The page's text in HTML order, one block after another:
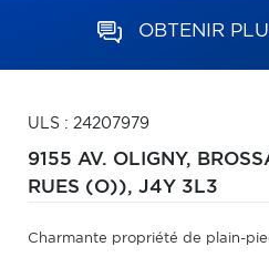
OBTENIR
ULS : 24207979
9155 AV. OLIGNY,
RUES (O)), J4Y 3L3
Charmante propriété de plain-